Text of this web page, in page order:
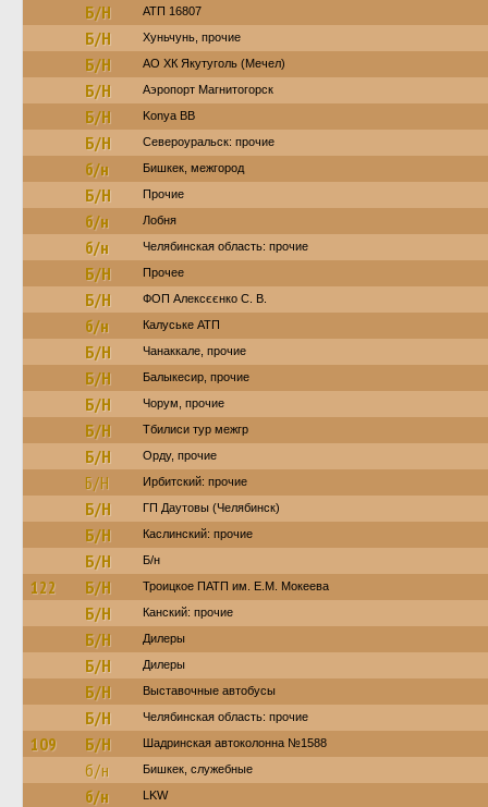
Б/Н АТП 16807
Б/Н Хуньчунь, прочие
Б/Н АО ХК Якутуголь (Мечел)
Б/Н Аэропорт Магнитогорск
Б/Н Konya BB
Б/Н Североуральск: прочие
б/н Бишкек, межгород
Б/Н Прочие
б/н Лобня
б/н Челябинская область: прочие
Б/Н Прочее
Б/Н ФОП Алексєєнко С. В.
б/н Калуське АТП
Б/Н Чанаккале, прочие
Б/Н Балыкесир, прочие
Б/Н Чорум, прочие
Б/Н Тбилиси тур межгр
Б/Н Орду, прочие
Б/Н Ирбитский: прочие
Б/Н ГП Даутовы (Челябинск)
Б/Н Каслинский: прочие
Б/Н Б/н
122 Б/Н Троицкое ПАТП им. Е.М. Мокеева
Б/Н Канский: прочие
Б/Н Дилеры
Б/Н Дилеры
Б/Н Выставочные автобусы
Б/Н Челябинская область: прочие
109 Б/Н Шадринская автоколонна №1588
б/н Бишкек, служебные
б/н LKW